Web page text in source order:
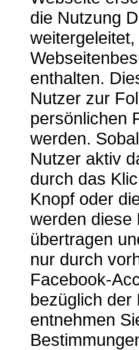
die Nutzung
enthalten.
Nutzer zur
persönlichen
werden.
Nutzer aktiv
durch das
Knopf oder
werden diese
übertragen
nur durch
Facebook-
bezüglich der
entnehmen